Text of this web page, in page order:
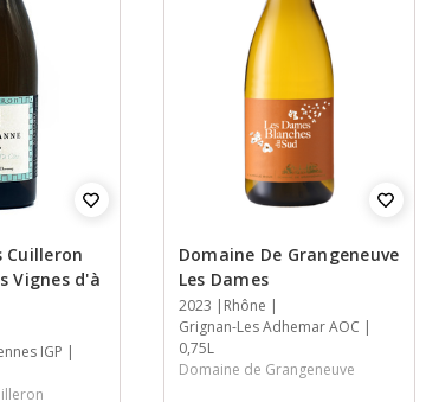
Cuilleron
Vignes d'à
IGP
Domaine De Grangeneuve
Les Dames
Jaar
2023
StreekRhône
Streek
Grignan-Les Adhemar AOC
Inhoud
0,75L
Domaine de Grangeneuve